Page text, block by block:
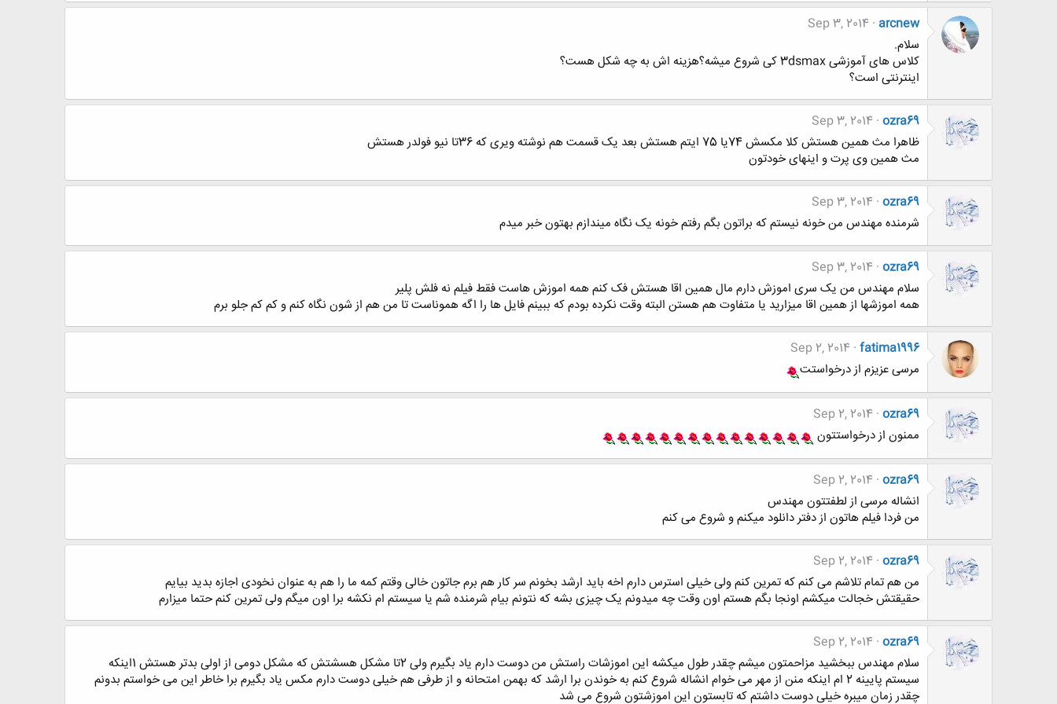
arcnew
Sep 3, 2014
سلام.
کلاس های آموزشی 3dsmax کی شروع میشه؟هزینه اش به چه شکل هست؟
اینترنتی است؟
ozra69
Sep 3, 2014
ظاهرا مث همین هستش کلا مکسش 74یا 75 ایتم هستش بعد یک قسمت هم نوشته ویری که 36تا نیو فولدر هستش
مث همین وی پرت و اینهای خودتون
ozra69
Sep 3, 2014
شرمنده مهندس من خونه نیستم که براتون بگم رفتم خونه یک نگاه میندازم بهتون خبر میدم
ozra69
Sep 3, 2014
سلام مهندس من یک سری اموزش دارم مال همین اقا هستش فک کنم همه اموزش هاست فقط فیلم نه فلش پلیر
همه اموزشها از همین اقا میزارید یا متفاوت هم هستن البته وقت نکرده بودم که ببینم فایل ها را اگه هموناست تا من هم از شون نگاه کنم و کم کم جلو برم
fatima1996
Sep 2, 2014
مرسی عزیزم از درخواستت
ozra69
Sep 2, 2014
ممنون از درخواستتون
ozra69
Sep 2, 2014
انشاله مرسی از لطفتتون مهندس
من فردا فیلم هاتون از دفتر دانلود میکنم و شروع می کنم
ozra69
Sep 2, 2014
من هم تمام تلاشم می کنم که تمرین کنم ولی خیلی استرس دارم اخه باید ارشد بخونم سر کار هم برم جاتون خالی وقتم کمه ما را هم به عنوان نخودی اجازه بدید بیایم
حقیقتش خجالت میکشم اونجا بگم هستم اون وقت چه میدونم یک چیزی بشه که نتونم بیام شرمنده شم یا سیستم ام نکشه برا اون میگم ولی تمرین کنم حتما میزارم
ozra69
Sep 2, 2014
سلام مهندس ببخشید مزاحمتون میشم چقدر طول میکشه این اموزشات راستش من دوست دارم یاد بگیرم ولی 2تا مشکل هسشتش که مشکل دومی از اولی بدتر هستش 1اینکه
سیستم پایینه 2 ام اینکه منن از مهر می خوام انشاله شروع کنم به خوندن برا ارشد که بهمن امتحانه و از طرفی هم خیلی دوست دارم مکس یاد بگیرم برا خاطر این می خواستم بدونم
چقدر زمان میبره خیلی دوست داشتم که تابستون این اموزشتون شروع می شد